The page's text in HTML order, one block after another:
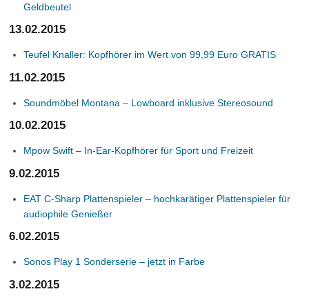
Geldbeutel
13.02.2015
Teufel Knaller: Kopfhörer im Wert von 99,99 Euro GRATIS
11.02.2015
Soundmöbel Montana – Lowboard inklusive Stereosound
10.02.2015
Mpow Swift – In-Ear-Kopfhörer für Sport und Freizeit
9.02.2015
EAT C-Sharp Plattenspieler – hochkarätiger Plattenspieler für
audiophile Genießer
6.02.2015
Sonos Play 1 Sonderserie – jetzt in Farbe
3.02.2015